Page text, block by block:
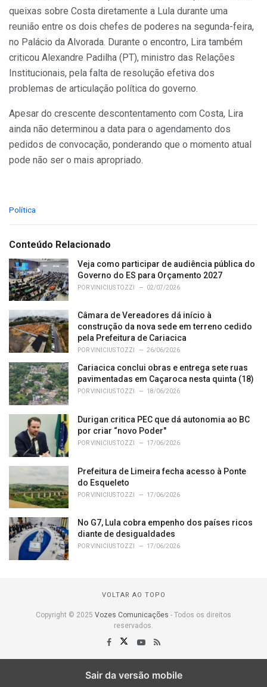
queixas sobre Costa diretamente a Lula durante uma
reunião entre os dois chefes de poderes na segunda-feira,
no Palácio da Alvorada. Durante o encontro, Lira também
criticou Alexandre Padilha (PT), ministro das Relações
Institucionais, pela falta de resolução efetiva dos
problemas de articulação política do governo.
Apesar do crescente descontentamento com Costa, Lira
ainda não determinou a data para o agendamento dos
pedidos de convocação, ponderando que o momento atual
pode não ser o mais apropriado.
C
e
o
r
i
e
:
Política
Conteúdo Relacionado
Veja como participar de audiência pública do
Governo do ES para Orçamento 2027
PORVINICIUS TOZZI 02/07/2026
Câmara de Vereadores dá início à
construção da nova sede em terreno cedido
pela Prefeitura de Cariacica
PORVINICIUS TOZZI 26/06/2026
Cariacica conclui obras e entrega sete ruas
pavimentadas em Caçaroca nesta quinta (18)
PORVINICIUS TOZZI 18/06/2026
Durigan critica PEC que dá autonomia ao BC
por criar “novo Poder"
PORVINICIUS TOZZI 17/06/2026
Prefeitura de Limeira fecha acesso à Ponte
do Esqueleto
PORVINICIUS TOZZI 17/06/2026
No G7, Lula cobra empenho dos países ricos
diante de desigualdades
PORVINICIUS TOZZI 17/06/2026
VOLTAR AO TOPO
Copyright © 2025 Vozes Comunicações - Todos os direitos
reservados.
Sair da versão mobile